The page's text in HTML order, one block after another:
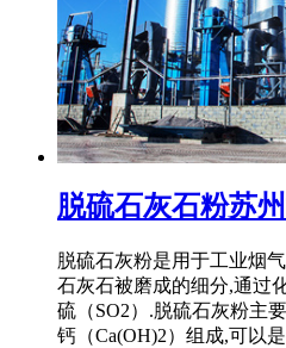
脱硫石灰石粉苏
脱硫石灰粉是用于工业烟
石灰石被磨成的细分,通过
硫（SO2）.脱硫石灰粉主
钙（Ca(OH)2）组成,可以